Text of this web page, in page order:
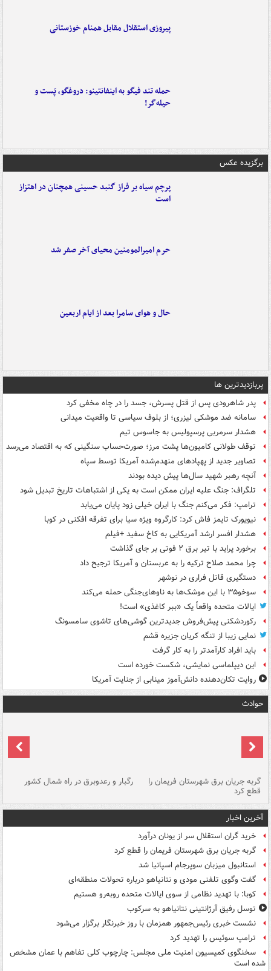
پیروزی استقلال مقابل همنام خوزستانی
حمله تند فیگو به اینفانتینو: دروغگو، پَست‌ و
حیله‌گر!
برگزیده عکس
پرچم سیاه بر فراز گنبد حسینی همچنان در اهتزاز
است
حرم امیرالمومنین محیای آخر صفر شد
حال و هوای سامرا بعد از ایام اربعین
پربازدیدترین ها
پدر شاهرودی پس از قتل پسرش، جسد را در چاه مخفی کرد
سامانه ضد موشکی لیزری؛ از بلوف سیاسی تا واقعیت میدانی
هشدار سرمربی پرسپولیس به جاسوس تیم
توقف طولانی کامیون‌ها پشت مرز؛ صورت‌حساب سنگینی که به اقتصاد می‌رسد
تصاویر جدید از پهپادهای منهدم‌شده آمریکا توسط سپاه
آنچه رهبر شهید سال‌ها پیش دیده بودند
تلگراف: جنگ علیه ایران ممکن است به یکی از اشتباهات تاریخ تبدیل شود
ترامپ: فکر می‌کنم جنگ با ایران خیلی زود پایان می‌یابد
نیویورک تایمز فاش کرد: کارگروه ویژه سیا برای تفرقه افکنی در کوبا
هشدار افسر ارشد آمریکایی به کاخ سفید +فیلم
برخورد پراید با تیر برق ۲ فوتی بر جای گذاشت
چرا محمد صلاح ترکیه را به عربستان و آمریکا ترجیح داد
دستگیری قاتل فراری در نوشهر
سوخو۳۵ با این موشک‌ها به ناوهای‌جنگی حمله می‌کند
ایالات متحده واقعاً یک «ببر کاغذی» است!
رکوردشکنی پیش‌فروش جدیدترین گوشی‌های تاشوی سامسونگ
نمایی زیبا از تنگه کریان جزیره قشم
باید افراد کارآمدتر را به کار گرفت
این دیپلماسی نمایشی، شکست خورده است
روایت تکان‌دهنده دانش‌آموز مینابی از جنایت آمریکا
حوادث
گربه جریان برق شهرستان فریمان را
قطع کرد
رگبار و رعدوبرق در راه شمال کشور
آخرین اخبار
خرید گران استقلال سر از یونان درآورد
گربه جریان برق شهرستان فریمان را قطع کرد
استانبول میزبان سوپرجام اسپانیا شد
گفت وگوی تلفنی مودی و نتانیاهو درباره تحولات منطقه‌ای
کوبا: با تهدید نظامی از سوی ایالات متحده روبه‌رو هستیم
توسل رفیق آرژانتینی نتانیاهو به سرکوب
نشست خبری رئیس‌جمهور همزمان با روز خبرنگار برگزار می‌شود
ترامپ سوئیس را تهدید کرد
سخنگوی کمیسیون امنیت ملی مجلس: چارچوب کلی تفاهم با عمان مشخص
شده است